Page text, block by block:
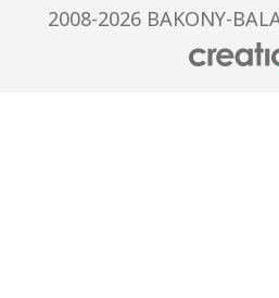
2008-2026 BAKONY-